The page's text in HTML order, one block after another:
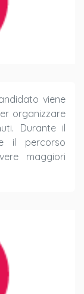
viene
organizzare
Durante il
il percorso
maggiori